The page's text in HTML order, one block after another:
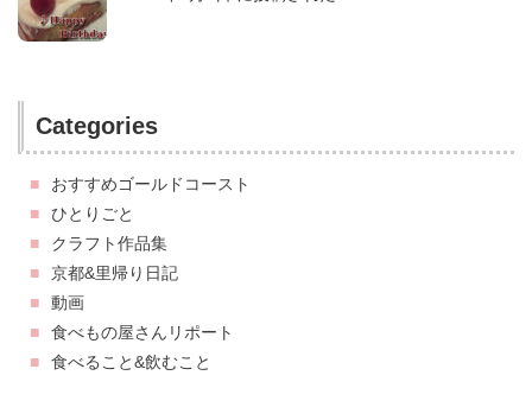
Categories
おすすめゴールドコースト
ひとりごと
クラフト作品集
京都&里帰り日記
動画
食べもの屋さんリポート
食べること&飲むこと